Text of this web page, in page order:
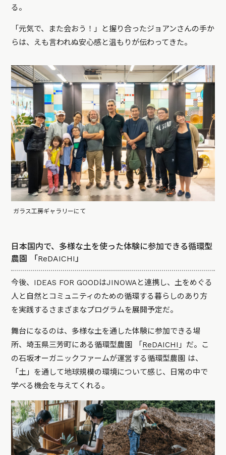
る。
「元気で、また会おう！」と握り合ったジョアンさんの手か
らは、えも言われぬ安心感と温もりが伝わってきた。
ガラス工房ギャラリーにて
日本国内で、多様な土を使った体験に参加できる循環型
農園 「ReDAICHI」
今後、IDEAS FOR GOODはJINOWAと連携し、土をめぐる
人と自然とコミュニティのための循環する暮らしのあり方
を実践するさまざまなプログラムを展開予定だ。
舞台になるのは、多様な土を通した体験に参加できる場
所、埼玉県三芳町にある循環型農園 「 ReDAICHI 」だ。こ
の石坂オーガニックファームが運営する循環型農園 は、
「土」を通して地球規模の環境について感じ、日常の中で
学べる機会を与えてくれる。